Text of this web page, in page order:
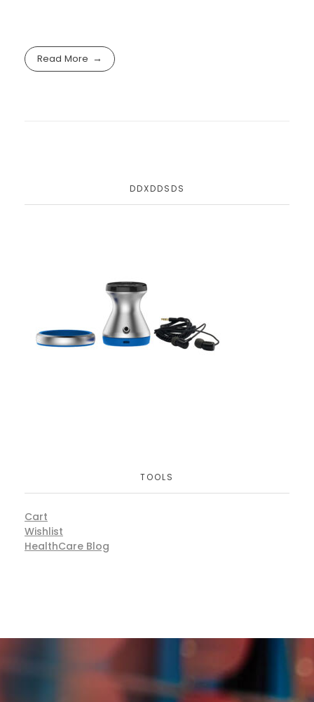
Read More
DDXDDSDS
TOOLS
Cart
Wishlist
HealthCare Blog